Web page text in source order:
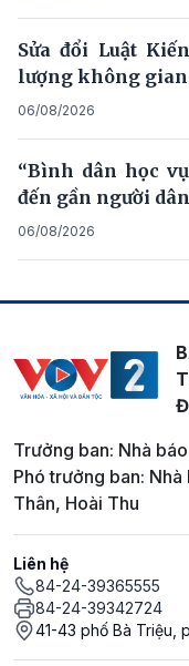
Sửa đổi Luật
lượng không
06/08/2026
“Bình dân học
đến gần người dân
06/08/2026
Trưởng ban: Nhà
Phó trưởng ban:
Thân, Hoài Thu
Liên hệ
84-24-39365555
84-24-39342724
41-43 phố Bà Triệu,